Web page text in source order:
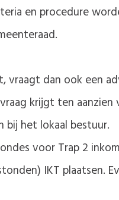
en procedure
dan ook een
krijgt ten
bij het lokaal bestuur.
voor Trap 2
IKT plaatsen.